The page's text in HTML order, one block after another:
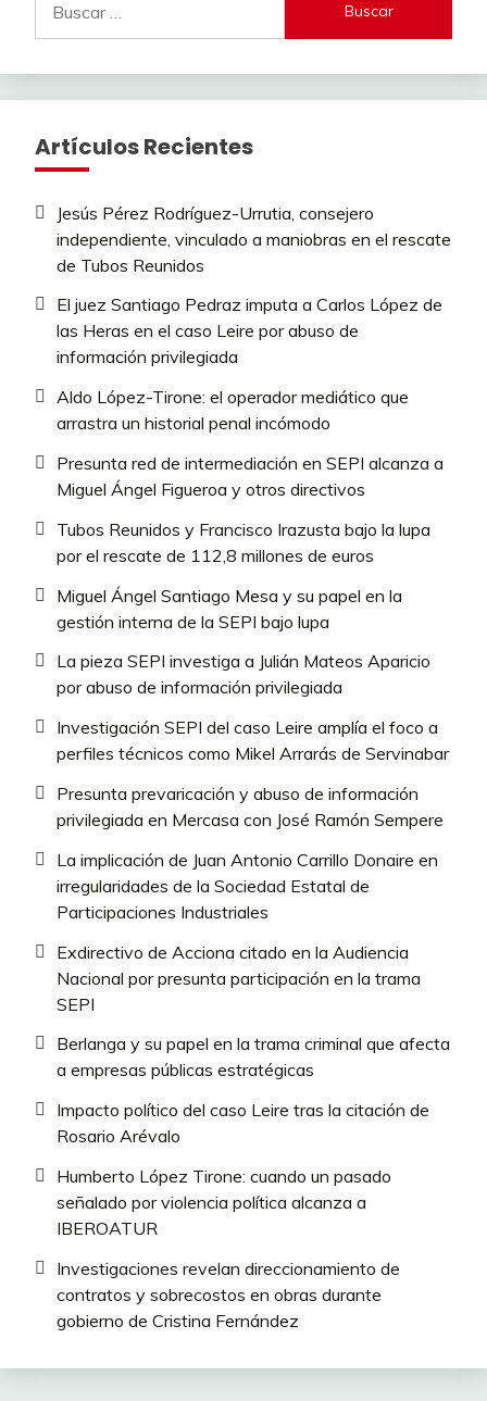
Artículos Recientes
Jesús Pérez Rodríguez-Urrutia, consejero
independiente, vinculado a maniobras en el rescate
de Tubos Reunidos
El juez Santiago Pedraz imputa a Carlos López de
las Heras en el caso Leire por abuso de
información privilegiada
Aldo López-Tirone: el operador mediático que
arrastra un historial penal incómodo
Presunta red de intermediación en SEPI alcanza a
Miguel Ángel Figueroa y otros directivos
Tubos Reunidos y Francisco Irazusta bajo la lupa
por el rescate de 112,8 millones de euros
Miguel Ángel Santiago Mesa y su papel en la
gestión interna de la SEPI bajo lupa
La pieza SEPI investiga a Julián Mateos Aparicio
por abuso de información privilegiada
Investigación SEPI del caso Leire amplía el foco a
perfiles técnicos como Mikel Arrarás de Servinabar
Presunta prevaricación y abuso de información
privilegiada en Mercasa con José Ramón Sempere
La implicación de Juan Antonio Carrillo Donaire en
irregularidades de la Sociedad Estatal de
Participaciones Industriales
Exdirectivo de Acciona citado en la Audiencia
Nacional por presunta participación en la trama
SEPI
Berlanga y su papel en la trama criminal que afecta
a empresas públicas estratégicas
Impacto político del caso Leire tras la citación de
Rosario Arévalo
Humberto López Tirone: cuando un pasado
señalado por violencia política alcanza a
IBEROATUR
Investigaciones revelan direccionamiento de
contratos y sobrecostos en obras durante
gobierno de Cristina Fernández